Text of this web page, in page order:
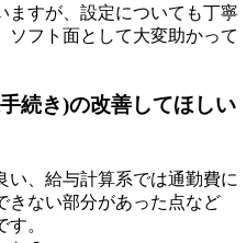
ますが、設定についても丁寧
ソフト面として大変助かって
続き)の改善してほしい
い、給与計算系では通勤費に
きない部分があった点など
。